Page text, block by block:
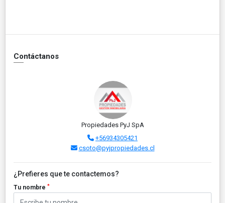
Contáctanos
Propiedades PyJ SpA
+56934305421
csoto@pyjpropiedades.cl
¿Prefieres que te contactemos?
Tu nombre *